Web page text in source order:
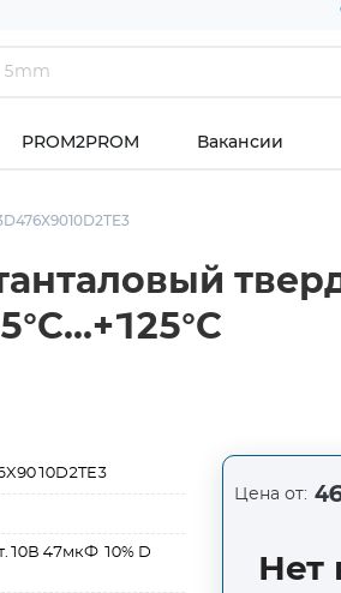
PROM2PROM Вакансии
47мкФ 10% D
Цена от:
Нет